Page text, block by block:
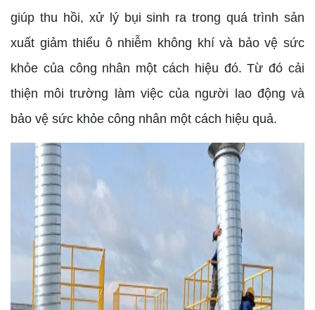
giúp thu hồi, xử lý bụi sinh ra trong quá trình sản
xuất giảm thiểu ô nhiễm không khí và bảo vệ sức
khỏe của công nhân một cách hiệu đó. Từ đó cải
thiện môi trường làm việc của người lao động và
bảo vệ sức khỏe công nhân một cách hiệu quả.